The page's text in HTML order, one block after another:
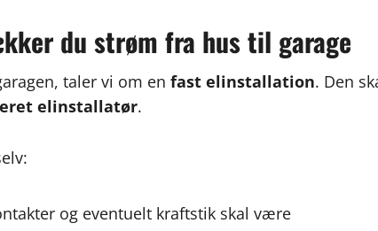
du strøm fra hus til garage
taler vi om enfast elinstallation. Den
elinstallatør.
og eventuelt kraftstik skal være